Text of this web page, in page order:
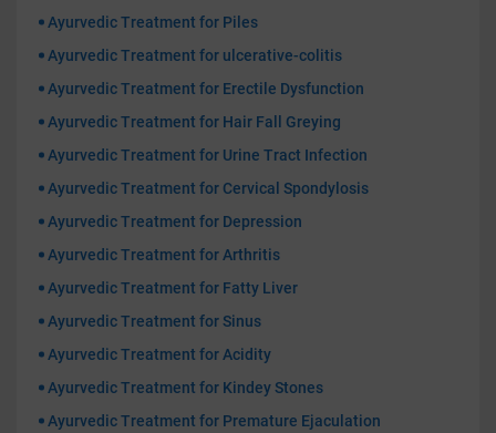
Ayurvedic Treatment for Piles
Ayurvedic Treatment for ulcerative-colitis
Ayurvedic Treatment for Erectile Dysfunction
Ayurvedic Treatment for Hair Fall Greying
Ayurvedic Treatment for Urine Tract Infection
Ayurvedic Treatment for Cervical Spondylosis
Ayurvedic Treatment for Depression
Ayurvedic Treatment for Arthritis
Ayurvedic Treatment for Fatty Liver
Ayurvedic Treatment for Sinus
Ayurvedic Treatment for Acidity
Ayurvedic Treatment for Kindey Stones
Ayurvedic Treatment for Premature Ejaculation